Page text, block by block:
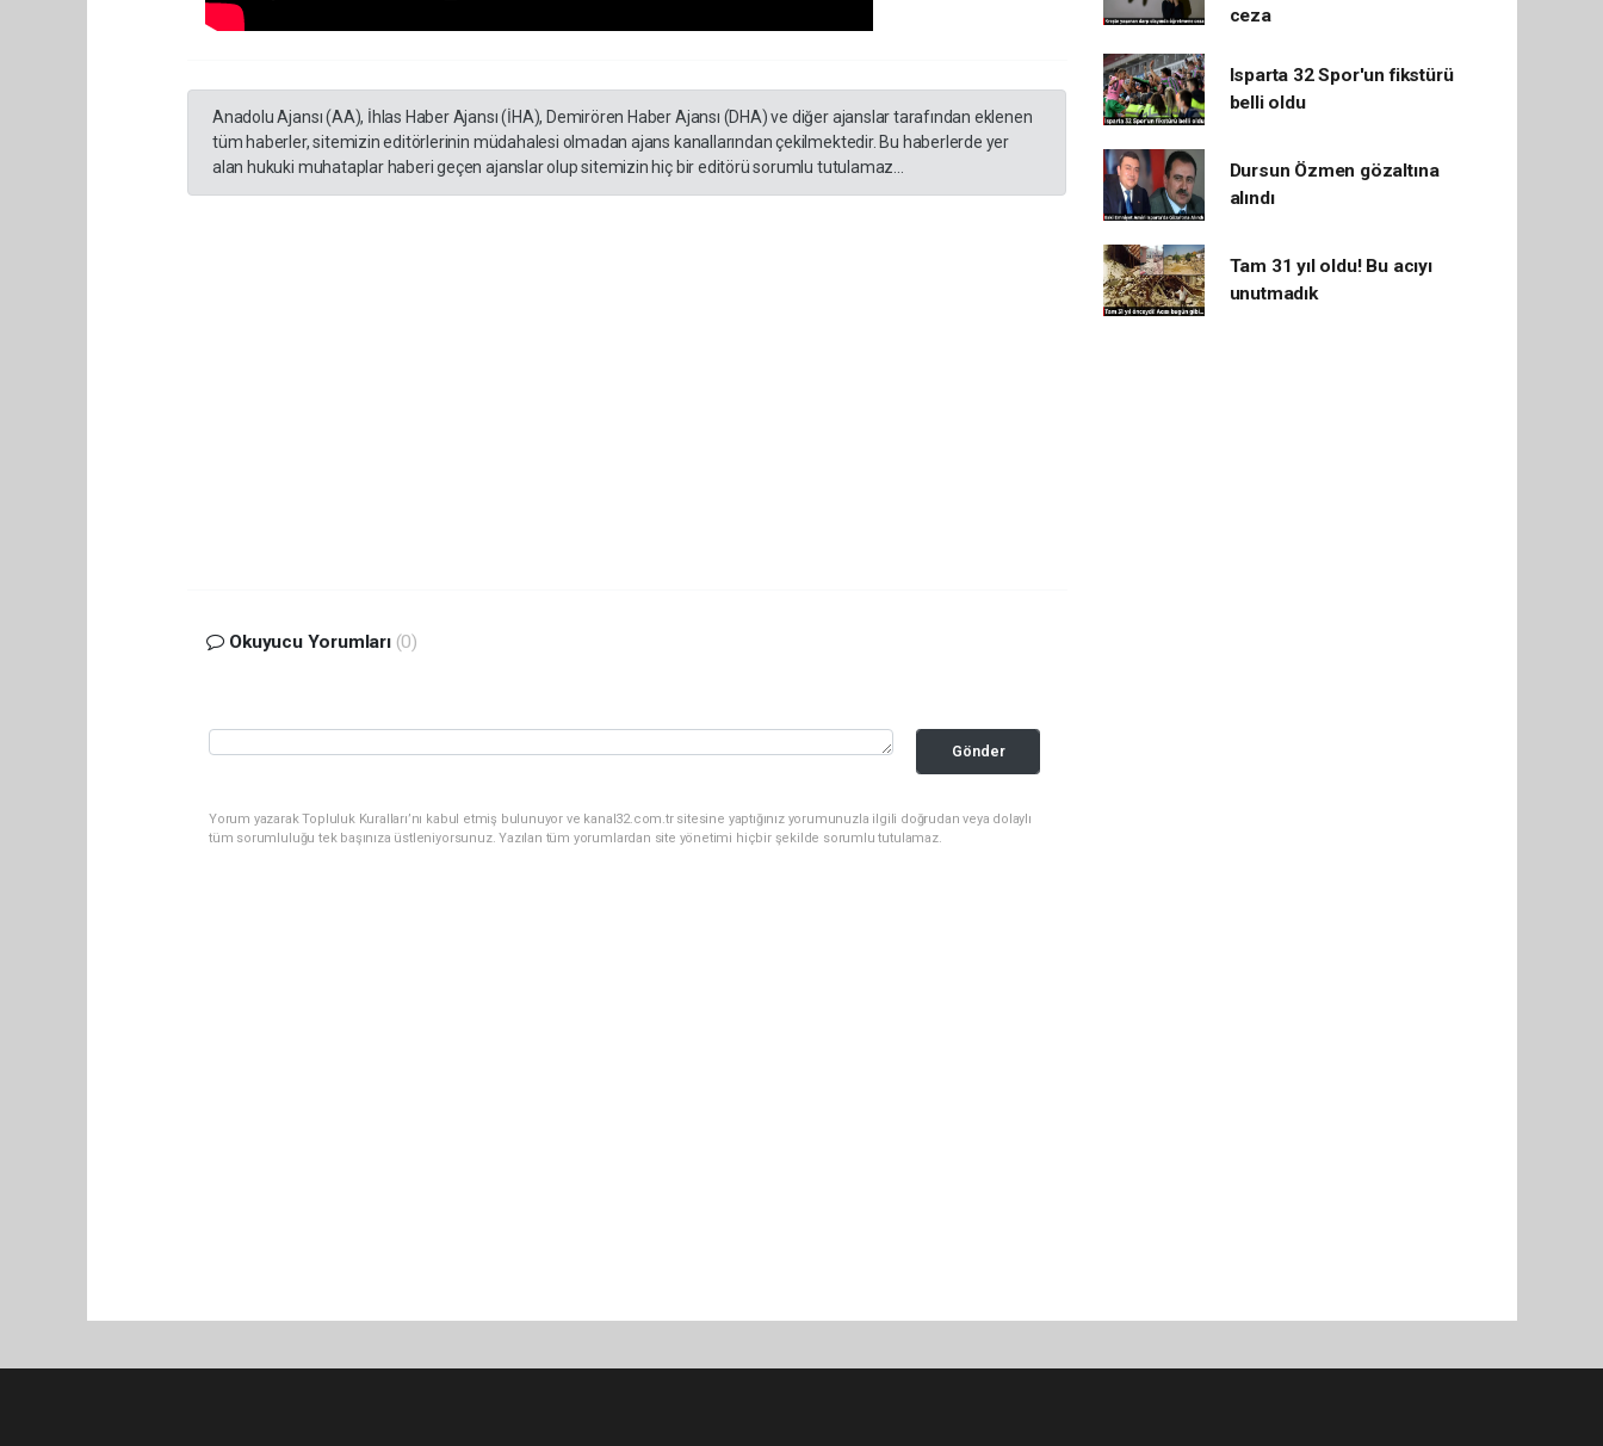
Anadolu Ajansı (AA), İhlas Haber Ajansı (İHA), Demirören Haber Ajansı (DHA) ve diğer ajanslar tarafından eklenen
tüm haberler, sitemizin editörlerinin müdahalesi olmadan ajans kanallarından çekilmektedir. Bu haberlerde yer
alan hukuki muhataplar haberi geçen ajanslar olup sitemizin hiç bir editörü sorumlu tutulamaz...
Okuyucu Yorumları (0)
Gönder
Yorum yazarak Topluluk Kuralları’nı kabul etmiş bulunuyor ve kanal32.com.tr sitesine yaptığınız yorumunuzla ilgili doğrudan veya dolaylı
tüm sorumluluğu tek başınıza üstleniyorsunuz. Yazılan tüm yorumlardan site yönetimi hiçbir şekilde sorumlu tutulamaz.
ceza
Isparta 32 Spor'un fikstürü
belli oldu
Dursun Özmen gözaltına
alındı
Tam 31 yıl oldu! Bu acıyı
unutmadık